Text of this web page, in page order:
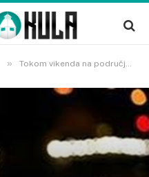
» Tokom vikenda na području SBK prijavljeno 15 krivičnih djela, zaplijenjeni kokain, speed i cannabis